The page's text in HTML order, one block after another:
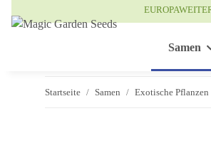
Samen
Startseite Samen Exotische Pflanzen